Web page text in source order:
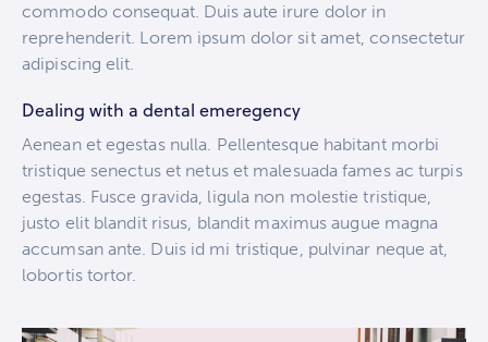
commodo consequat. Duis aute irure dolor in
reprehenderit. Lorem ipsum dolor sit amet, consectetur
adipiscing elit.
Dealing with a dental emeregency
Aenean et egestas nulla. Pellentesque habitant morbi
tristique senectus et netus et malesuada fames ac turpis
egestas. Fusce gravida, ligula non molestie tristique,
justo elit blandit risus, blandit maximus augue magna
accumsan ante. Duis id mi tristique, pulvinar neque at,
lobortis tortor.